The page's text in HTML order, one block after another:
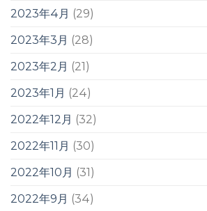
2023年4月 (29)
2023年3月 (28)
2023年2月 (21)
2023年1月 (24)
2022年12月 (32)
2022年11月 (30)
2022年10月 (31)
2022年9月 (34)